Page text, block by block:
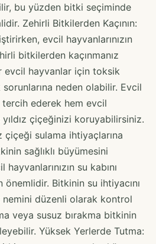
bu yüzden bitki seçiminde
Zehirli Bitkilerden Kaçının:
evcil hayvanlarınızın
bitkilerden kaçınmanız
evcil hayvanlar için toksik
neden olabilir. Evcil
ederek hem evcil
yıldız çiçeğinizi koruyabilirsiniz.
çiçeği sulama ihtiyaçlarına
sağlıklı büyümesini
su kabını
önemlidir. Bitkinin su ihtiyacını
düzenli olarak kontrol
veya susuz bırakma bitkinin
Yüksek Yerlerde Tutma: